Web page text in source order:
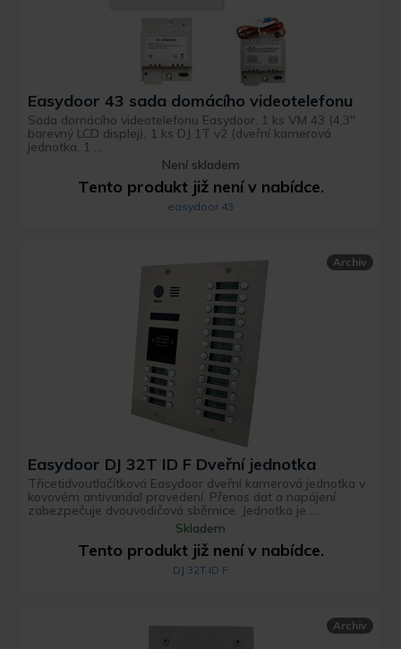
Easydoor 43 sada domácího videotelefonu
Sada domácího videotelefonu Easydoor, 1 ks VM 43 (4,3"
barevný LCD displej), 1 ks DJ 1T v2 (dveřní kamerová
jednotka, 1 ...
Není skladem
Tento produkt již není v nabídce.
easydoor 43
Archiv
Easydoor DJ 32T ID F Dveřní jednotka
Třicetidvoutlačítková Easydoor dveřní kamerová jednotka v
kovovém antivandal provedení. Přenos dat a napájení
zabezpečuje dvouvodičová sběrnice. Jednotka je ...
Skladem
Tento produkt již není v nabídce.
DJ 32T ID F
Archiv